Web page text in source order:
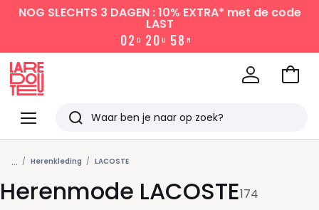
NOG SLECHTS 3 DAGEN : 10% EXTRA* met de code
LAST
02 D 20 U 58 M
Menu
Redoute
Zoeken
Laatst
bekeken
Naar
... Herenkleding LACOSTE
Herenmode LACOSTE174